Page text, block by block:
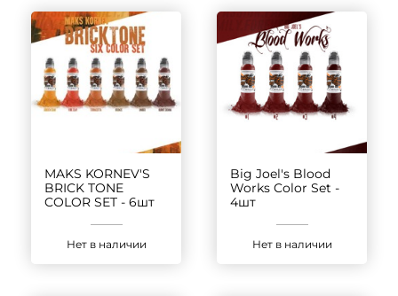
MAKS KORNEV'S
BRICK TONE
COLOR SET - 6шт
Нет в наличии
Big Joel's Blood
Works Color Set -
4шт
Нет в наличии